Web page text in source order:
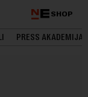
SHOP
PRESS AKADEMIJA